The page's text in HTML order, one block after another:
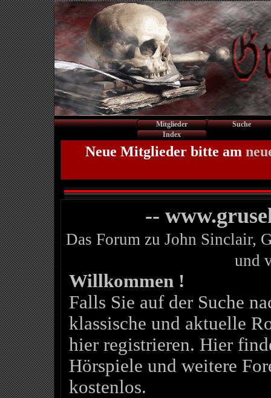
Mitglieder
Suche
Index
Neue Mitglieder bitte am
--
Das Forum zu John Sinclair,
und
Willkommen !
Falls Sie auf der Suche
klassische und aktuelle
hier registrieren. Hier
Hörspiele und weitere
kostenlos.